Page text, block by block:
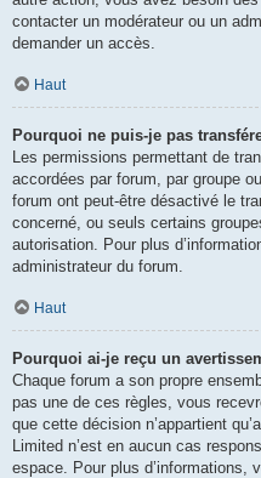
contacter un modérateur ou un
demander un accès.
Haut
Pourquoi ne puis-je pas
Les permissions permettant de
accordées par forum, par groupe
forum ont peut-être désactivé le
concerné, ou seuls certains
autorisation. Pour plus
administrateur du forum.
Haut
Pourquoi ai-je reçu un
Chaque forum a son propre
pas une de ces règles, vous
que cette décision n’appartient
Limited n’est en aucun cas
espace. Pour plus d’informations,